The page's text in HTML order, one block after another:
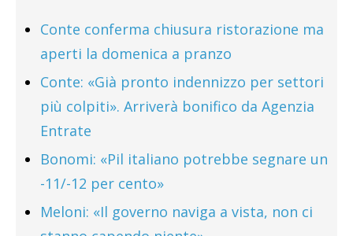
Conte conferma chiusura ristorazione ma
aperti la domenica a pranzo
Conte: «Già pronto indennizzo per settori
più colpiti». Arriverà bonifico da Agenzia
Entrate
Bonomi: «Pil italiano potrebbe segnare un
-11/-12 per cento»
Meloni: «Il governo naviga a vista, non ci